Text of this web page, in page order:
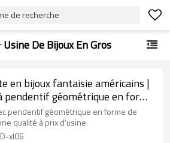
de recherche
Usine De Bijoux En Gros
en bijoux fantaisie américains |
pendentif géométrique en forme
Grossiste en laiton plaqué
jaune blanc 18 carats
pendentif géométrique en forme de
qualité à prix d'usine.
xl06